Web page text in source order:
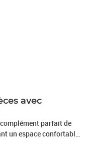
avec
parfait de
un espace confortable